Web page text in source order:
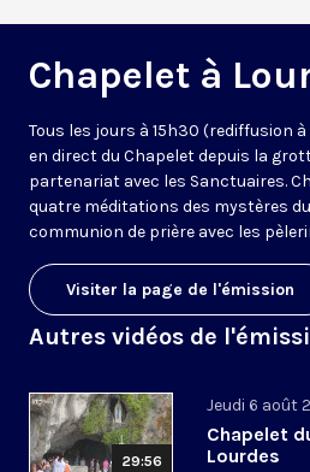
Chapelet à
Tous les jours à 15h30 (rediffusion
en direct du Chapelet depuis la
partenariat avec les Sanctuaires.
quatre méditations des mystères
communion de prière avec les
Visiter la page de l'émission
Autres vidéos de
29:56
Jeudi 6 août
Chapelet
Lourdes